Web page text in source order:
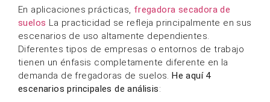
En aplicaciones prácticas, fregadora secadora de
suelos La practicidad se refleja principalmente en sus
escenarios de uso altamente dependientes.
Diferentes tipos de empresas o entornos de trabajo
tienen un énfasis completamente diferente en la
demanda de fregadoras de suelos.He aquí 4
escenarios principales de análisis: